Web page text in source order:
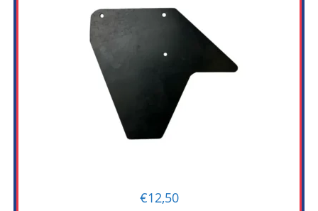
€12,50